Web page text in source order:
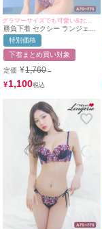
勝負下着 セクシー ランジェリ
ー 谷間クロスデザイン ボタニ
カル 刺繍 レース ワイヤー 脇
高 グラマーカップ ブラジャー
ショーツ 2点セット
特別価格
下着まとめ買い対象
定価 ¥1,760→
¥1,100